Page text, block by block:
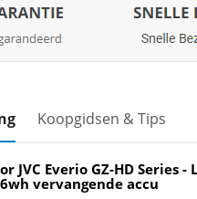
Koopgidsen & Tips
JVC Everio GZ-HD Series -
vervangende accu